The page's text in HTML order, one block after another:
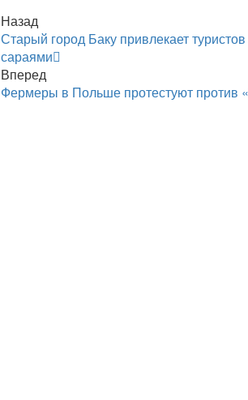
Назад
Старый город Баку привлекает
сараями
Вперед
Фермеры в Польше протестуют против